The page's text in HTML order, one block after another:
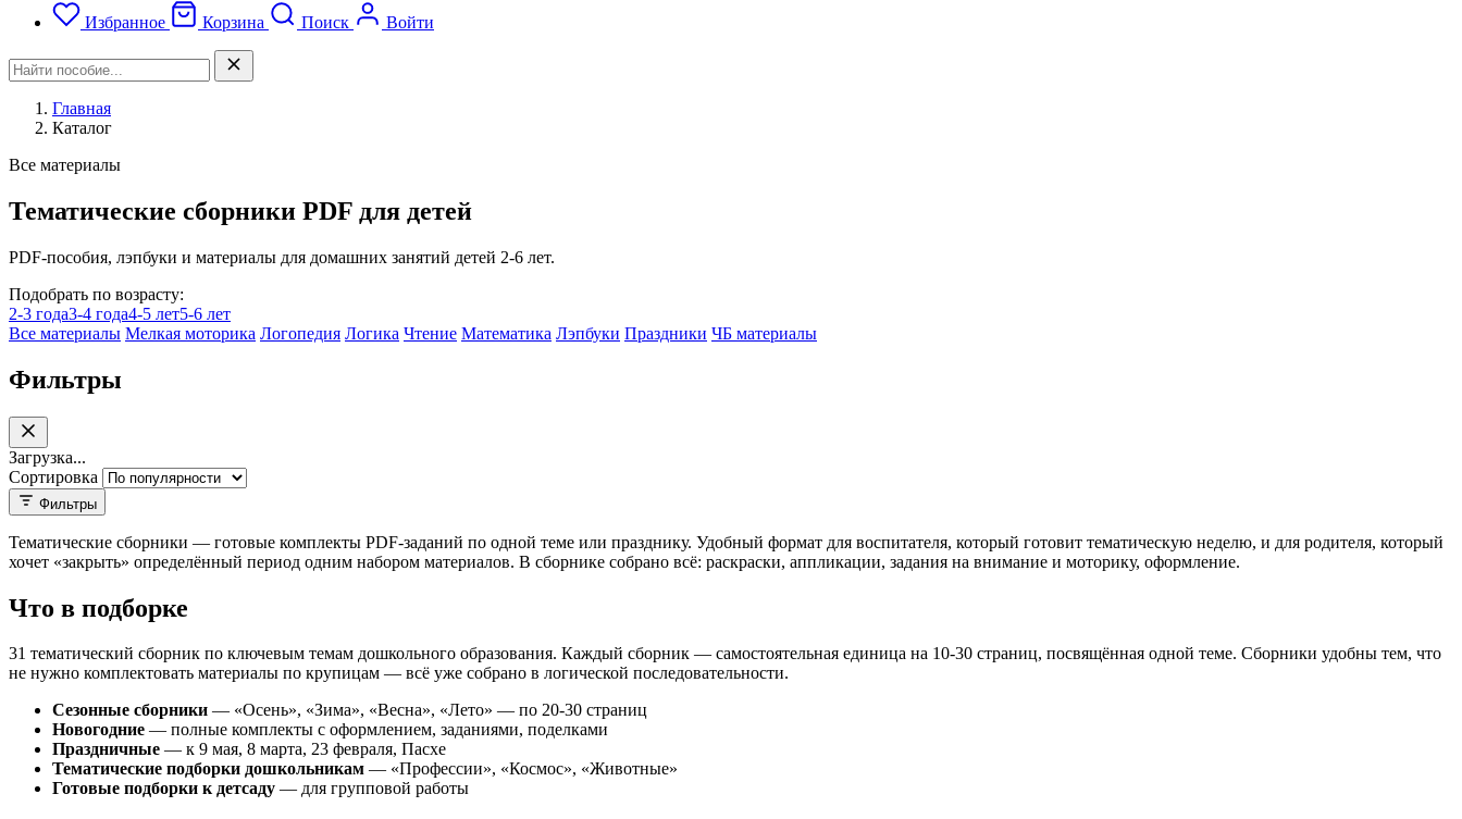
Избранное
Корзина Поиск Войти
Главная
Каталог
Все материалы
Тематические сборники PDF для детей
PDF-пособия, лэпбуки и материалы для домашних занятий детей 2-6 лет.
Подобрать по возрасту:
2-3 года3-4 года4-5 лет5-6 лет
Все материалы Мелкая моторика Логопедия Логика Чтение Математика Лэпбуки Праздники ЧБ материалы
Фильтры
Загрузка...
Сортировка
Фильтры
15 подвигов ВОВ
Веселый Новый год
Вкусный завтрак
День учителя
Комплект занятий на месяц
Новый год / Лексическая тема зима / новогодние апп
Лото для детей
Новый год / Новогодний блокнот / новогодние задани
Новый год / Новогодний переполох / новогодние шабл
Новый год к нам мчится / новогоднее творчество / н
Новый год / Падал прошлогодний снег / новогоднее т
Тематические сборники — готовые комплекты PDF-заданий по одной теме или празднику. Удобный формат для воспитателя, который готовит тематическую неделю, и для родителя, который
хочет «закрыть» определённый период одним набором материалов. В сборнике собрано всё: раскраски, аппликации, задания на внимание и моторику, оформление.
Что в подборке
31 тематический сборник по ключевым темам дошкольного образования. Каждый сборник — самостоятельная единица на 10-30 страниц, посвящённая одной теме. Сборники удобны тем, что
не нужно комплектовать материалы по крупицам — всё уже собрано в логической последовательности.
Сезонные сборники — «Осень», «Зима», «Весна», «Лето» — по 20-30 страниц
Новогодние — полные комплекты с оформлением, заданиями, поделками
Праздничные — к 9 мая, 8 марта, 23 февраля, Пасхе
Тематические подборки дошкольникам — «Профессии», «Космос», «Животные»
Готовые подборки к детсаду — для групповой работы